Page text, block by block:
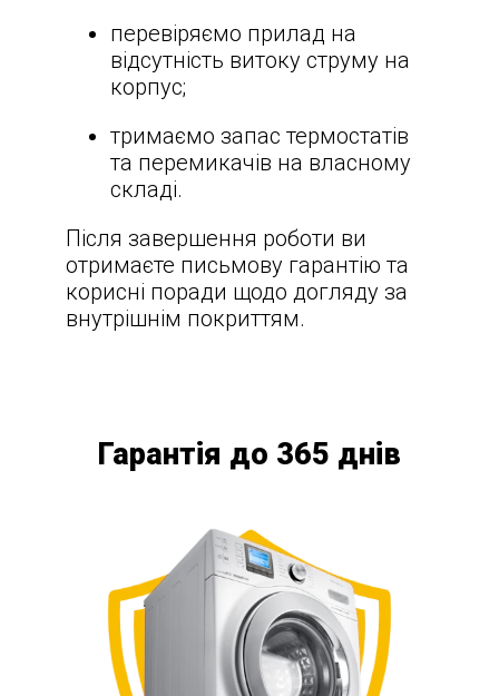
перевіряємо прилад на
відсутність витоку струму на
корпус;
тримаємо запас термостатів
та перемикачів на власному
складі.
Після завершення роботи ви
отримаєте письмову гарантію та
корисні поради щодо догляду за
внутрішнім покриттям.
Гарантія до 365 днів